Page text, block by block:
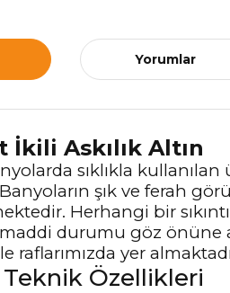
Yorumlar
İkili Askılık Altın
sıklıkla
Banyoların şık ve ferah
Herhangi bir
durumu göz önüne
raflarımızda yer
Özellikleri